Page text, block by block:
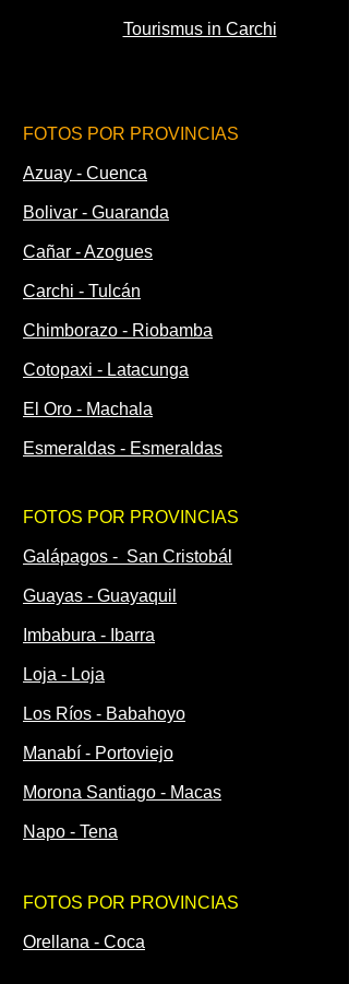
Tourismus in Carchi
FOTOS POR PROVINCIAS
Galápagos - San Cristobál
Guayas - Guayaquil
Imbabura - Ibarra
Loja - Loja
Los Ríos - Babahoyo
Manabí - Portoviejo
Morona Santiago - Macas
Napo - Tena
FOTOS POR PROVINCIAS
Orellana - Coca
FOTOS POR PROVINCIAS
Azuay - Cuenca
Bolivar - Guaranda
Cañar - Azogues
Carchi - Tulcán
Chimborazo - Riobamba
Cotopaxi - Latacunga
El Oro - Machala
Esmeraldas - Esmeraldas